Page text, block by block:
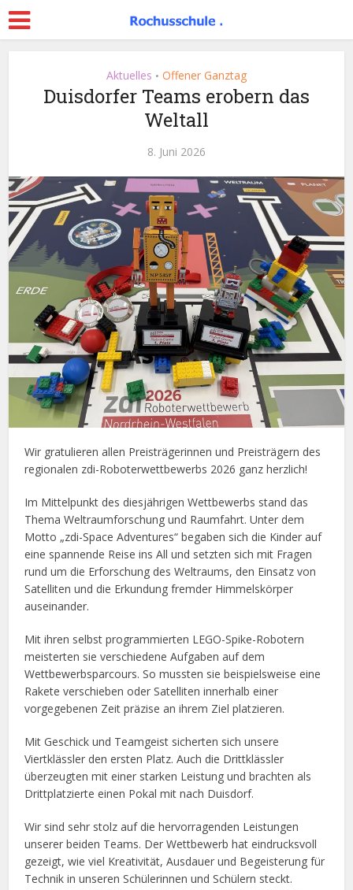
Aktuelles • Offener Ganztag
Duisdorfer Teams erobern das
Weltall
8. Juni 2026
Wir gratulieren allen Preisträgerinnen und Preisträgern des
regionalen zdi-Roboterwettbewerbs 2026 ganz herzlich!
Im Mittelpunkt des diesjährigen Wettbewerbs stand das
Thema Weltraumforschung und Raumfahrt. Unter dem
Motto „zdi-Space Adventures“ begaben sich die Kinder auf
eine spannende Reise ins All und setzten sich mit Fragen
rund um die Erforschung des Weltraums, den Einsatz von
Satelliten und die Erkundung fremder Himmelskörper
auseinander.
Mit ihren selbst programmierten LEGO-Spike-Robotern
meisterten sie verschiedene Aufgaben auf dem
Wettbewerbsparcours. So mussten sie beispielsweise eine
Rakete verschieben oder Satelliten innerhalb einer
vorgegebenen Zeit präzise an ihrem Ziel platzieren.
Mit Geschick und Teamgeist sicherten sich unsere
Viertklässler den ersten Platz. Auch die Drittklässler
überzeugten mit einer starken Leistung und brachten als
Drittplatzierte einen Pokal mit nach Duisdorf.
Wir sind sehr stolz auf die hervorragenden Leistungen
unserer beiden Teams. Der Wettbewerb hat eindrucksvoll
gezeigt, wie viel Kreativität, Ausdauer und Begeisterung für
Technik in unseren Schülerinnen und Schülern steckt.